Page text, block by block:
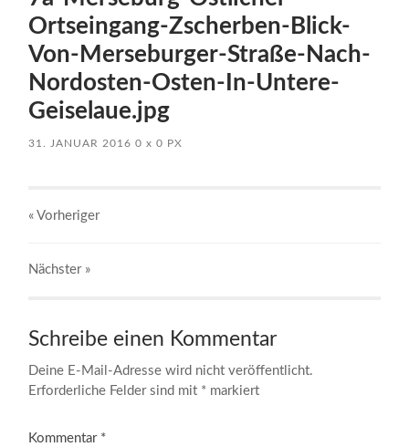
Ortseingang-Zscherben-Blick-
Von-Merseburger-Straße-Nach-
Nordosten-Osten-In-Untere-
Geiselaue.jpg
31. JANUAR 2016 0x 0 PX
« Vorheriger
Nächster »
Schreibe einen Kommentar
Deine E-Mail-Adresse wird nicht veröffentlicht.
Erforderliche Felder sind mit * markiert
Kommentar *